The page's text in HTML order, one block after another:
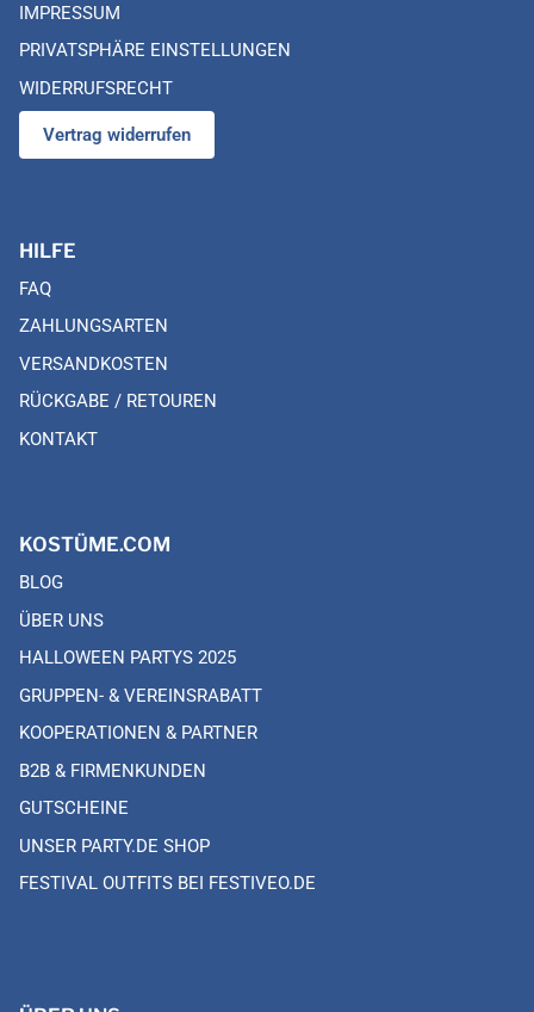
IMPRESSUM
PRIVATSPHÄRE EINSTELLUNGEN
WIDERRUFSRECHT
Vertrag widerrufen
HILFE
FAQ
ZAHLUNGSARTEN
VERSANDKOSTEN
RÜCKGABE / RETOUREN
KONTAKT
KOSTÜME.COM
BLOG
ÜBER UNS
HALLOWEEN PARTYS 2025
GRUPPEN- & VEREINSRABATT
KOOPERATIONEN & PARTNER
B2B & FIRMENKUNDEN
GUTSCHEINE
UNSER PARTY.DE SHOP
FESTIVAL OUTFITS BEI FESTIVEO.DE